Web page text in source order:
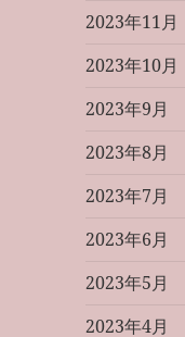
2023年11月
2023年10月
2023年9月
2023年8月
2023年7月
2023年6月
2023年5月
2023年4月